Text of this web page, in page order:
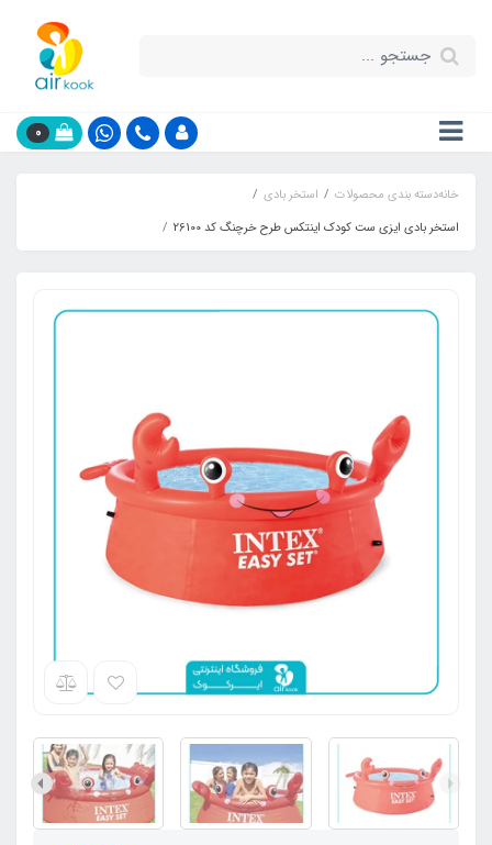
0
خانهدسته بندی محصولات
استخر بادی
استخر بادی ایزی ست کودک اینتکس طرح خرچنگ کد 26100